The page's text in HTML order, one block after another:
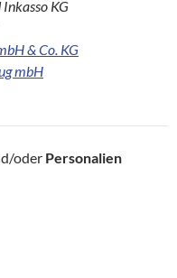
KG
& Co. KG
mbH
oder Personalien